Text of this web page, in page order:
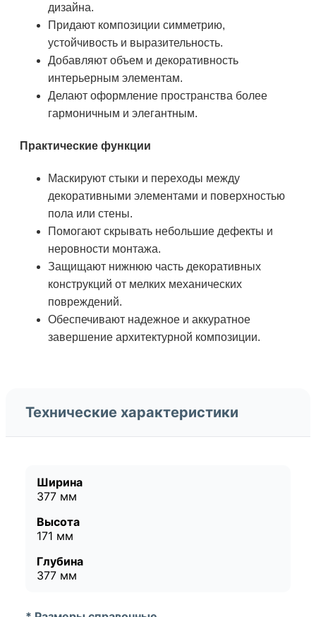
дизайна.
Придают композиции симметрию,
устойчивость и выразительность.
Добавляют объем и декоративность
интерьерным элементам.
Делают оформление пространства более
гармоничным и элегантным.
Практические функции
Маскируют стыки и переходы между
декоративными элементами и поверхностью
пола или стены.
Помогают скрывать небольшие дефекты и
неровности монтажа.
Защищают нижнюю часть декоративных
конструкций от мелких механических
повреждений.
Обеспечивают надежное и аккуратное
завершение архитектурной композиции.
Технические характеристики
Ширина
377 мм
Высота
171 мм
Глубина
377 мм